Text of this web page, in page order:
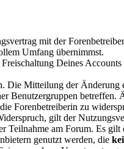
mit der
Umfang übernimmst.
Deines
Die Mitteilung der
Benutzergruppen
Forenbetreiberin zu
gilt der
am Forum. Es
genutzt werden, die